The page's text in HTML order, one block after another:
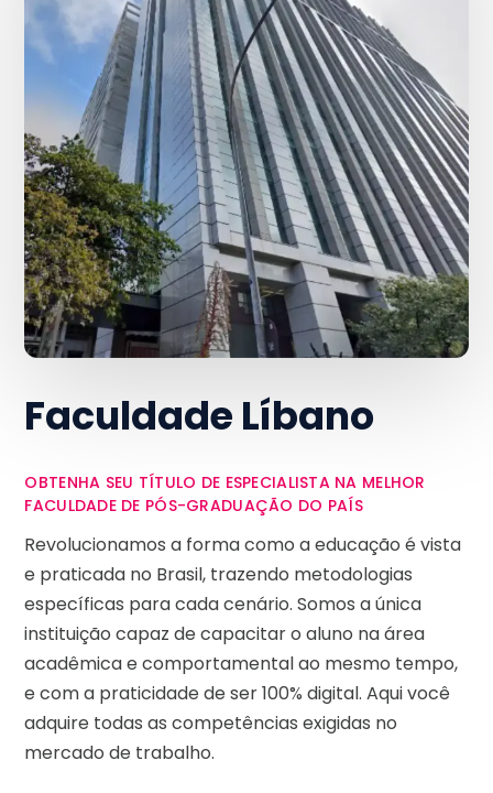
Faculdade Líbano
OBTENHA SEU TÍTULO DE ESPECIALISTA NA MELHOR
FACULDADE DE PÓS-GRADUAÇÃO DO PAÍS
Revolucionamos a forma como a educação é vista
e praticada no Brasil, trazendo metodologias
específicas para cada cenário. Somos a única
instituição capaz de capacitar o aluno na área
acadêmica e comportamental ao mesmo tempo,
e com a praticidade de ser 100% digital. Aqui você
adquire todas as competências exigidas no
mercado de trabalho.